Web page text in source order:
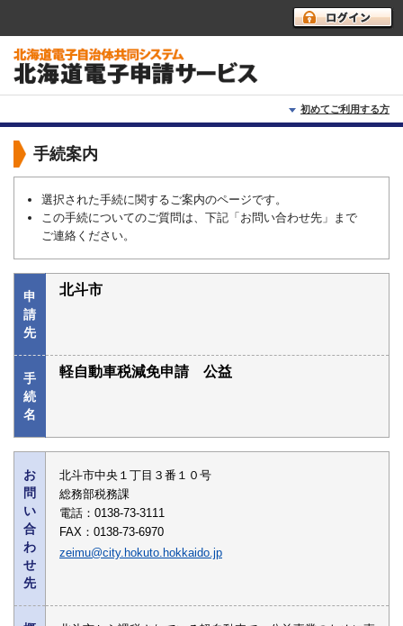
初めてご利用する方
初めて利用する方へ
利用上の注意
よくあるご質問
手続案内
選択された手続に関するご案内のページです。
この手続についてのご質問は、下記「お問い合わせ先」まで
ご連絡ください。
申
請
先
北斗市
手
続
名
軽自動車税減免申請 公益
お
問
い
合
わ
せ
先
北斗市中央１丁目３番１０号
総務部税務課
電話：0138-73-3111
FAX：0138-73-6970
zeimu@city.hokuto.hokkaido.jp